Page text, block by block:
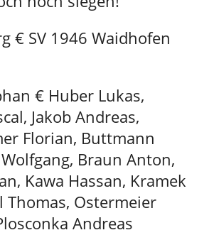
€ SV 1946 Waidhofen
€ Huber Lukas,
Jakob Andreas,
Florian, Buttmann
Braun Anton,
Kawa Hassan, Kramek
Thomas, Ostermeier
Andreas